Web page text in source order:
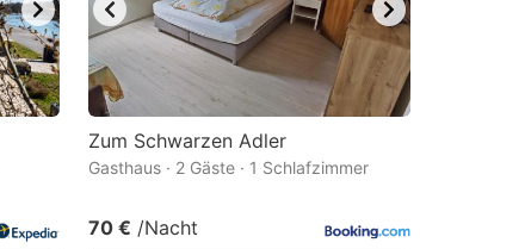
Zum Schwarzen Adler
Gasthaus · 2 Gäste · 1 Schlafzimmer
70 € /Nacht